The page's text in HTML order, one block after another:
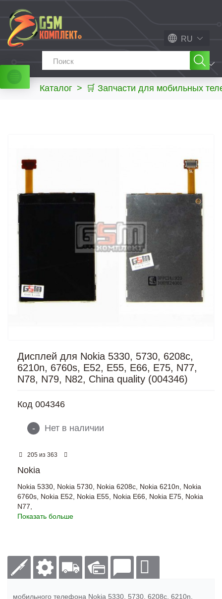
RU
МЕНЮ
Каталог > 🛒 Запчасти для мобильных
Дисплей для Nokia 5330, 5730, 6208c,
6210n, 6760s, E52, E55, E66, E75, N77,
N78, N79, N82, China quality (004346)
Код 004346
- Нет в наличии
205 из 363
Nokia
Nokia 5330 Nokia 5730 Nokia 6208c Nokia 6210n
Nokia
6760s Nokia E52 Nokia E55 Nokia E66 Nokia E75 Nokia
N77
Показать больше
мобильного телефона Nokia 5330, 5730, 6208c, 6210n,